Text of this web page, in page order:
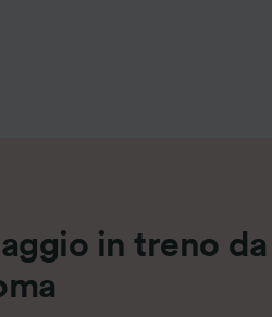
in treno